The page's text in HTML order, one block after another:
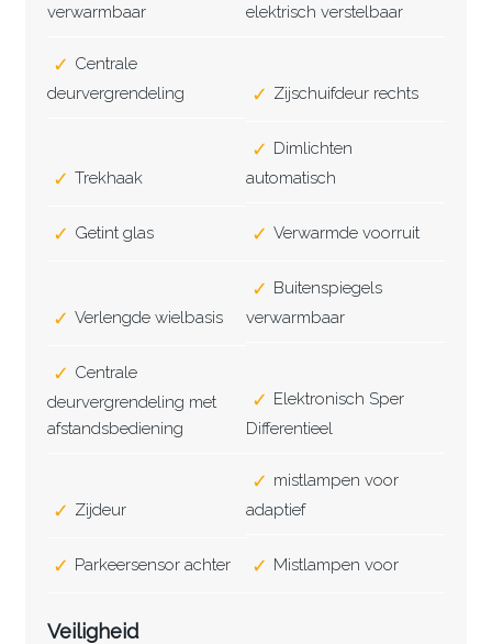
verwarmbaar
elektrisch verstelbaar
Centrale
deurvergrendeling
Zijschuifdeur rechts
Trekhaak
Dimlichten
automatisch
Getint glas Verwarmde voorruit
Verlengde wielbasis
Buitenspiegels
verwarmbaar
Centrale
deurvergrendeling met
afstandsbediening
Elektronisch Sper
Differentieel
Zijdeur
mistlampen voor
adaptief
Parkeersensor achter Mistlampen voor
Veiligheid